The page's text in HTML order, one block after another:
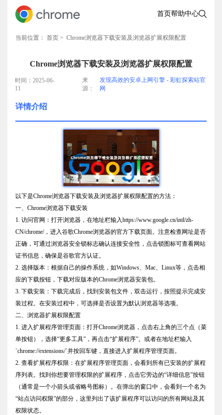
首页帮助中心
当前位置： 首页 > Chrome浏览器下载安装及浏览器扩展权限配置
Chrome浏览器下载安装及浏览器扩展权限配置
时间：2025-06-
11
来
源：
发现高效的安卓上网引擎 - 彩虹探索站官
网
详情介绍
以下是Chrome浏览器下载安装及浏览器扩展权限配置的方法：
一、Chrome浏览器下载安装
1. 访问官网：打开浏览器，在地址栏输入https://www.google.cn/intl/zh-
CN/chrome/，进入谷歌Chrome浏览器的官方下载页面。注意检查网址是否
正确，可通过浏览器安全锁标志确认连接安全性，点击锁图标可查看网站
证书信息，确保是谷歌官方认证。
2. 选择版本：根据自己的操作系统，如Windows、Mac、Linux等，点击相
应的下载按钮，下载对应版本的Chrome浏览器安装包。
3. 下载安装：下载完成后，找到安装包文件，双击运行，按照提示完成安
装过程。在安装过程中，可选择是否设置为默认浏览器等选项。
二、浏览器扩展权限配置
1. 进入扩展程序管理页面：打开Chrome浏览器，点击右上角的三个点（菜
单按钮），选择“更多工具”，再点击“扩展程序”。或者在地址栏输入
`chrome://extensions/`并按回车键，直接进入扩展程序管理页面。
2. 查看扩展程序权限：在扩展程序管理页面，会看到所有已安装的扩展程
序列表。找到你想要管理权限的扩展程序，点击它旁边的“详细信息”按钮
（通常是一个小箭头或省略号图标）。在弹出的窗口中，会看到一个名为
“站点访问权限”的部分，这里列出了该扩展程序可以访问的所有网站及其
权限状态。